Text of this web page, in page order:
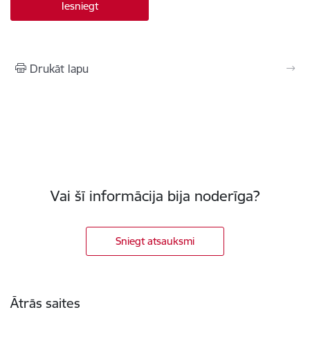
Drukāt lapu
Vai šī informācija bija noderīga?
Sniegt atsauksmi
Ātrās saites